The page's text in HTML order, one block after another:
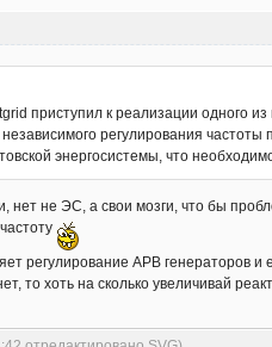
приступил к реализации одного
регулирования
энергосистемы, что
нет не ЭС, а свои мозги, что бы
регулирование АРВ генераторов и
то хоть на сколько увеличивай